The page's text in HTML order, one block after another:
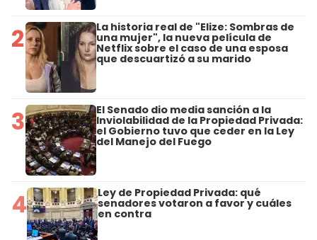
2 La historia real de "Elize: Sombras de
una mujer", la nueva película de
Netflix sobre el caso de una esposa
que descuartizó a su marido
3 El Senado dio media sanción a la
Inviolabilidad de la Propiedad Privada:
el Gobierno tuvo que ceder en la Ley
del Manejo del Fuego
4 Ley de Propiedad Privada: qué
senadores votaron a favor y cuáles
en contra